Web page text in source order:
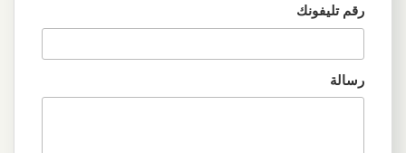
رقم تليفونك
رسالة